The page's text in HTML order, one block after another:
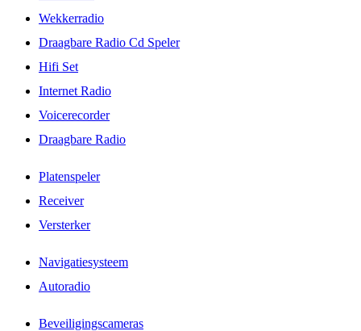
Wekkerradio
Draagbare Radio Cd Speler
Hifi Set
Internet Radio
Voicerecorder
Draagbare Radio
Platenspeler
Receiver
Versterker
Navigatiesysteem
Autoradio
Beveiligingscameras